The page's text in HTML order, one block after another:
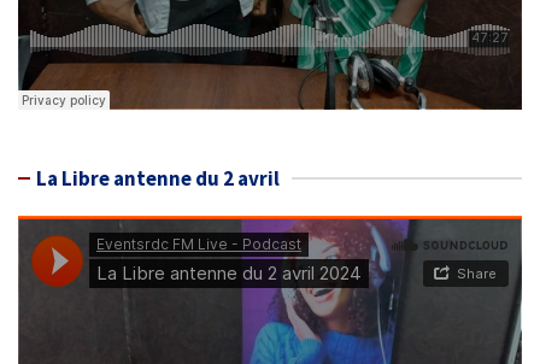
La Libre antenne du 2 avril